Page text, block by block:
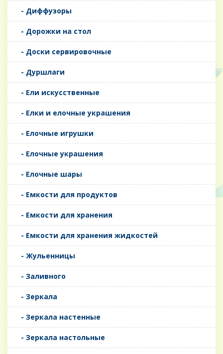
- Диффузоры
- Дорожки на стол
- Доски сервировочные
- Дуршлаги
- Ели искусственные
- Елки и елочные украшения
- Елочные игрушки
- Елочные украшения
- Елочные шары
- Емкости для продуктов
- Емкости для хранения
- Емкости для хранения жидкостей
- Жульенницы
- Заливного
- Зеркала
- Зеркала настенные
- Зеркала настольные